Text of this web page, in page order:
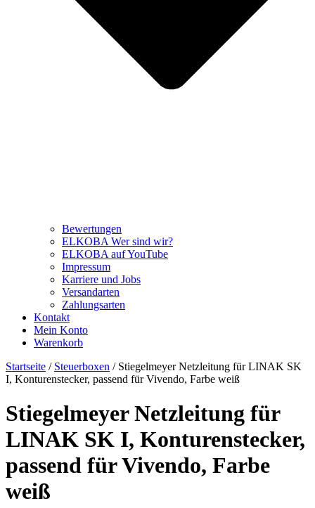
Bewertungen
ELKOBA Wer sind wir?
ELKOBA auf YouTube
Impressum
Karriere und Jobs
Versandarten
Zahlungsarten
Kontakt
Mein Konto
Warenkorb
Startseite / Steuerboxen / Stiegelmeyer Netzleitung für LINAK SK
I, Konturenstecker, passend für Vivendo, Farbe weiß
Stiegelmeyer Netzleitung für
LINAK SK I, Konturenstecker,
passend für Vivendo, Farbe
weiß